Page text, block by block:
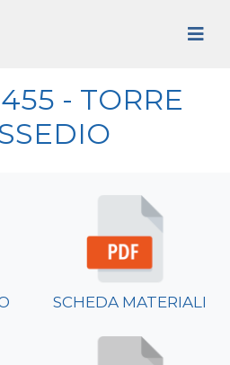
- TORRE
SCHEDA MATERIALI